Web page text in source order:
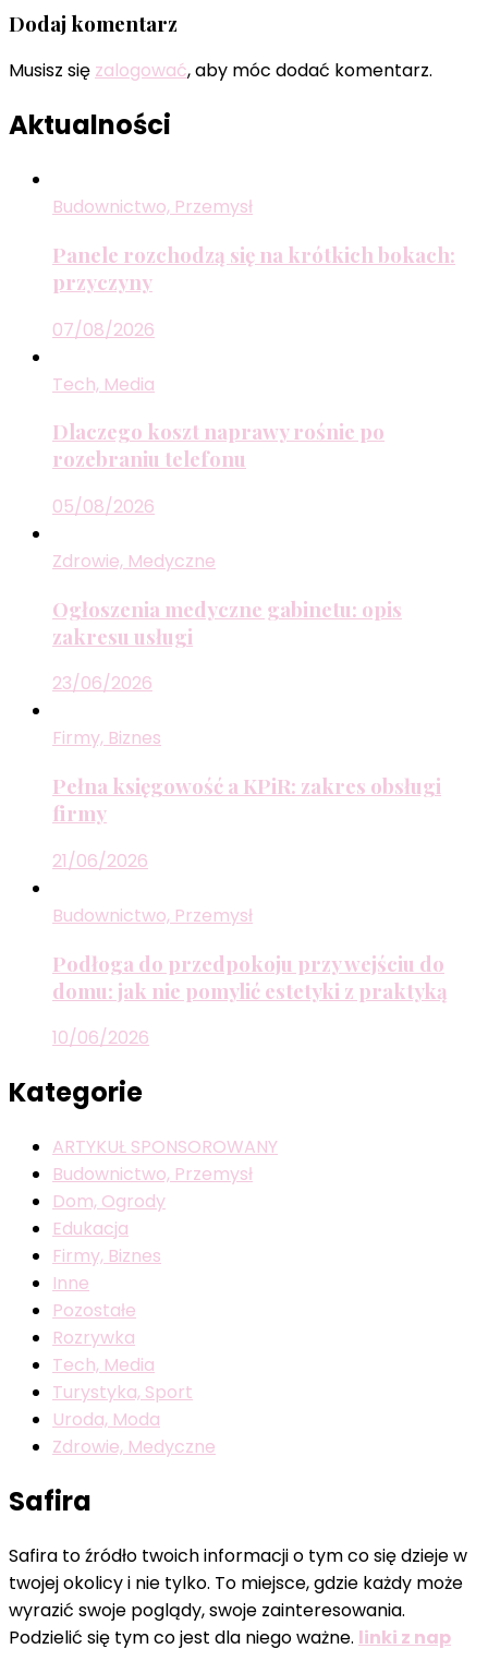
Dodaj komentarz
Musisz się zalogować, aby móc dodać komentarz.
Aktualności
Budownictwo, Przemysł
Panele rozchodzą się na krótkich bokach:
przyczyny
07/08/2026
Tech, Media
Dlaczego koszt naprawy rośnie po
rozebraniu telefonu
05/08/2026
Zdrowie, Medyczne
Ogłoszenia medyczne gabinetu: opis
zakresu usługi
23/06/2026
Firmy, Biznes
Pełna księgowość a KPiR: zakres obsługi
firmy
21/06/2026
Budownictwo, Przemysł
Podłoga do przedpokoju przy wejściu do
domu: jak nie pomylić estetyki z praktyką
10/06/2026
Kategorie
ARTYKUŁ SPONSOROWANY
Budownictwo, Przemysł
Dom, Ogrody
Edukacja
Firmy, Biznes
Inne
Pozostałe
Rozrywka
Tech, Media
Turystyka, Sport
Uroda, Moda
Zdrowie, Medyczne
Safira
Safira to źródło twoich informacji o tym co się dzieje w
twojej okolicy i nie tylko. To miejsce, gdzie każdy może
wyrazić swoje poglądy, swoje zainteresowania.
Podzielić się tym co jest dla niego ważne. linki z nap